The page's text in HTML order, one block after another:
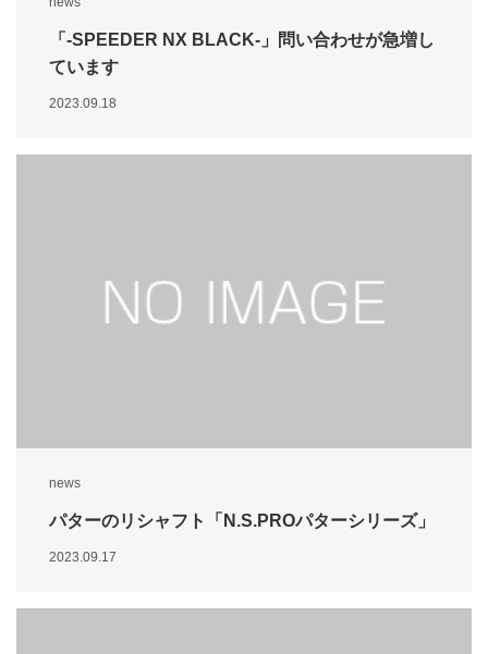
「-SPEEDER NX BLACK-」問い合わせが急増し
ています
2023.09.18
news
パターのリシャフト「N.S.PROパターシリーズ」
2023.09.17